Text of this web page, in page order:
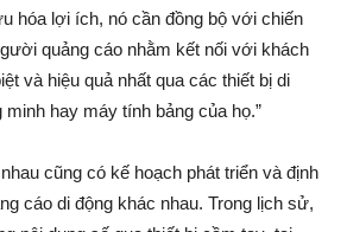
hóa lợi ích, nó cần đồng bộ với chiến
quảng cáo nhằm kết nối với khách
và hiệu quả nhất qua các thiết bị di
minh hay máy tính bảng của họ.”
cũng có kế hoạch phát triển và định
cáo di động khác nhau. Trong lịch sử,